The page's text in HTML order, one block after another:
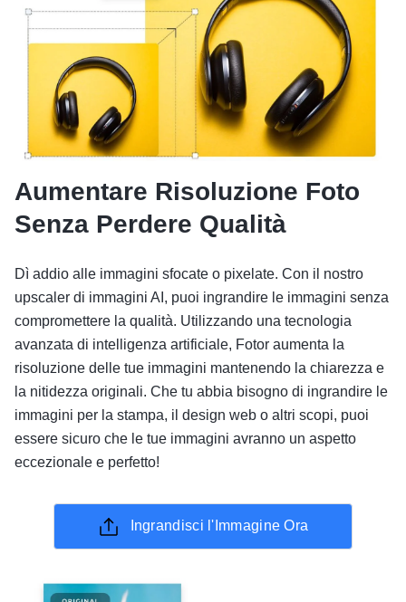
Aumentare Risoluzione Foto
Senza Perdere Qualità
Dì addio alle immagini sfocate o pixelate. Con il nostro
upscaler di immagini AI, puoi ingrandire le immagini senza
compromettere la qualità. Utilizzando una tecnologia
avanzata di intelligenza artificiale, Fotor aumenta la
risoluzione delle tue immagini mantenendo la chiarezza e
la nitidezza originali. Che tu abbia bisogno di ingrandire le
immagini per la stampa, il design web o altri scopi, puoi
essere sicuro che le tue immagini avranno un aspetto
eccezionale e perfetto!
Ingrandisci l'Immagine Ora